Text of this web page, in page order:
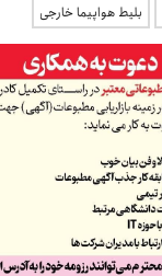
بلیط هواپیما خارجی